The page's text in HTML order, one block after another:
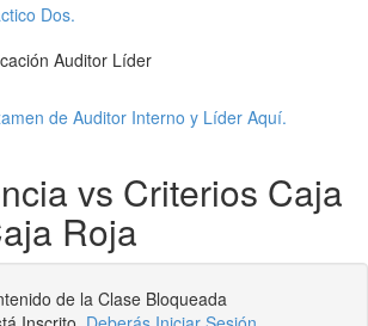
Dos.
Auditor Líder
de Auditor Interno y Líder Aquí.
vs Criterios Caja
Roja
de la Clase Bloqueada